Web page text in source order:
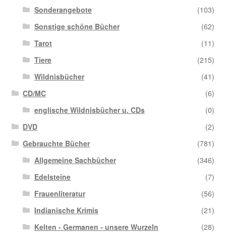
Sonderangebote
(103)
Sonstige schöne Bücher
(62)
Tarot
(11)
Tiere
(215)
Wildnisbücher
(41)
CD/MC
(6)
englische Wildnisbücher u. CDs
(0)
DVD
(2)
Gebrauchte Bücher
(781)
Allgemeine Sachbücher
(346)
Edelsteine
(7)
Frauenliteratur
(56)
Indianische Krimis
(21)
Kelten - Germanen - unsere Wurzeln
(28)